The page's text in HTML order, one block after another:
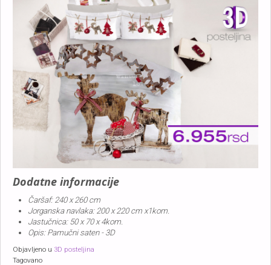
Dodatne informacije
Čaršaf: 240 x 260 cm
Jorganska navlaka: 200 x 220 cm x1kom.
Jastučnica: 50 x 70 x 4kom.
Opis: Pamučni saten - 3D
Objavljeno u 3D posteljina
Tagovano